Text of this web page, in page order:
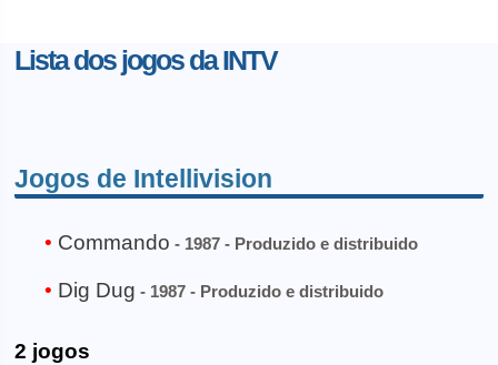
Lista dos jogos da INTV
Jogos de Intellivision
Commando - 1987 - Produzido e distribuido
Dig Dug - 1987 - Produzido e distribuido
2 jogos